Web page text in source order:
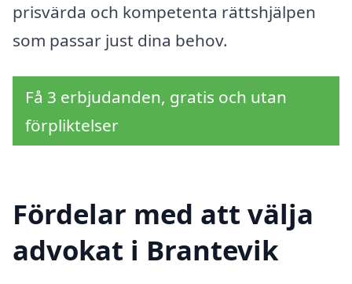
prisvärda och kompetenta rättshjälpen
som passar just dina behov.
Få 3 erbjudanden, gratis och utan
förpliktelser
Fördelar med att välja
advokat i Brantevik